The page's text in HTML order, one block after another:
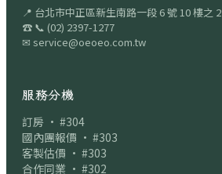
📍 台北市中正區新生南路一段 6 號 10 樓之 2
☎ 📞 (02) 2397-1277
✉ service@oeoeo.com.tw
服務分機
訂房 · #304
國內團報價 · #303
客製估價 · #303
合作同業 · #302